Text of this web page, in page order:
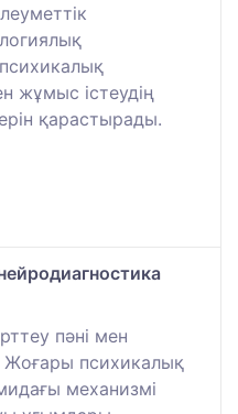
жұмыс істеудің
қарастырады.
пәні мен
Жоғары психикалық
механизмі